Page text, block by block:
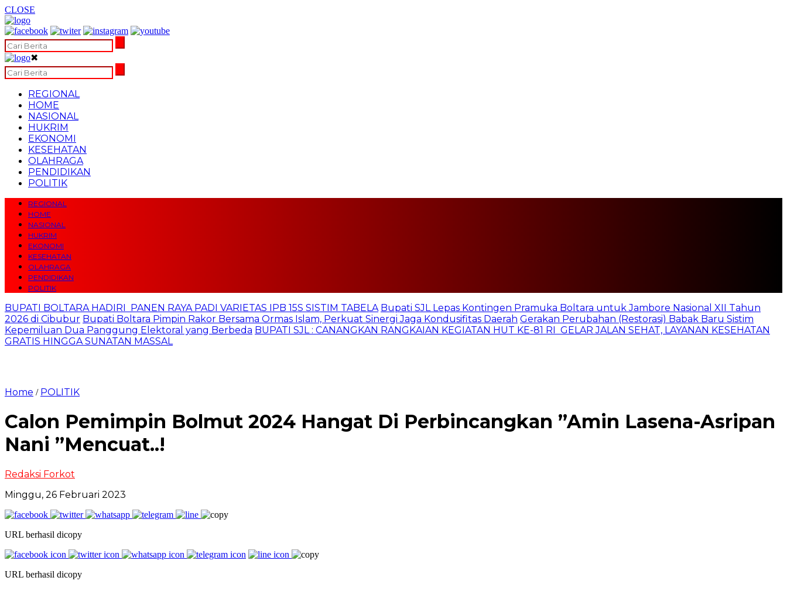
CLOSE
✖
REGIONAL
HOME
NASIONAL
HUKRIM
EKONOMI
KESEHATAN
OLAHRAGA
PENDIDIKAN
POLITIK
REGIONAL
HOME
NASIONAL
HUKRIM
EKONOMI
KESEHATAN
OLAHRAGA
PENDIDIKAN
POLITIK
BUPATI BOLTARA HADIRI PANEN RAYA PADI VARIETAS IPB 15S SISTIM TABELA Bupati SJL Lepas Kontingen Pramuka Boltara untuk Jambore Nasional XII Tahun
2026 di Cibubur Bupati Boltara Pimpin Rakor Bersama Ormas Islam, Perkuat Sinergi Jaga Kondusifitas Daerah Gerakan Perubahan (Restorasi) Babak Baru Sistim
Kepemiluan Dua Panggung Elektoral yang Berbeda BUPATI SJL : CANANGKAN RANGKAIAN KEGIATAN HUT KE-81 RI GELAR JALAN SEHAT, LAYANAN KESEHATAN
GRATIS HINGGA SUNATAN MASSAL
Home / POLITIK
Calon Pemimpin Bolmut 2024 Hangat Di Perbincangkan ”Amin Lasena-Asripan
Nani ”Mencuat..!
Redaksi Forkot
Minggu, 26 Februari 2023
URL berhasil dicopy
URL berhasil dicopy